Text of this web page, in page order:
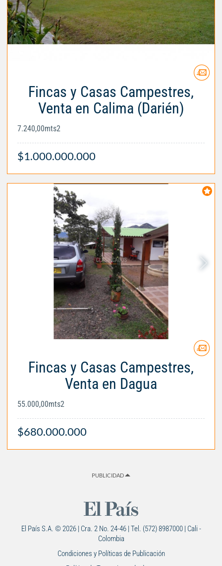
Fincas y Casas Campestres,
Venta en Calima (Darién)
7.240,00mts2
$1.000.000.000
Fincas y Casas Campestres,
Venta en Dagua
55.000,00mts2
$680.000.000
PUBLICIDAD
El País S.A. © 2026 | Cra. 2 No. 24-46 | Tel. (572) 8987000 | Cali -
Colombia
Condiciones y Políticas de Publicación